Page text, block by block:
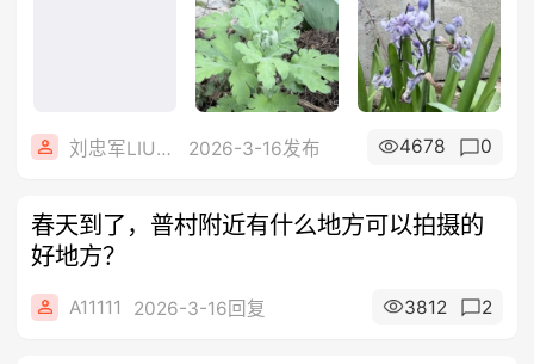
刘忠军LIUTjer 2026-3-16发布 4678 0
春天到了，普村附近有什么地方可以拍摄的
好地方？
A11111 2026-3-16回复 3812 2